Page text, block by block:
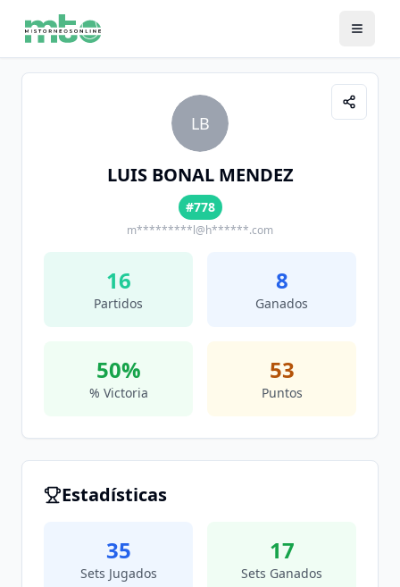
LB
LUIS BONAL MENDEZ
#778
m*********l@h******.com
16
Partidos
8
Ganados
50%
% Victoria
53
Puntos
Estadísticas
35
Sets Jugados
17
Sets Ganados